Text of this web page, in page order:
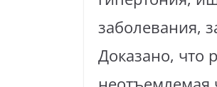
заболевания,
Доказано, что